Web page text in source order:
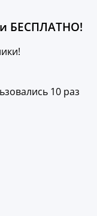
БЕСПЛАТНО!
10 раз